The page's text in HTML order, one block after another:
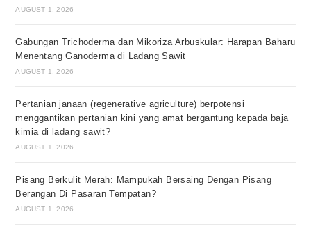
AUGUST 1, 2026
Gabungan Trichoderma dan Mikoriza Arbuskular: Harapan Baharu
Menentang Ganoderma di Ladang Sawit
AUGUST 1, 2026
Pertanian janaan (regenerative agriculture) berpotensi
menggantikan pertanian kini yang amat bergantung kepada baja
kimia di ladang sawit?
AUGUST 1, 2026
Pisang Berkulit Merah: Mampukah Bersaing Dengan Pisang
Berangan Di Pasaran Tempatan?
AUGUST 1, 2026